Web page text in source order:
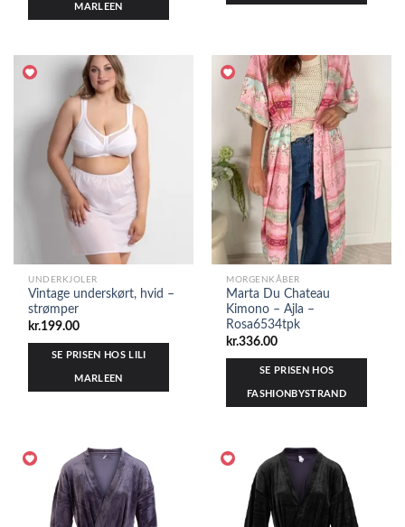
MARLEEN
UNDERKJOLER
Vintage underskørt, hvid –
strømper
kr.199.00
SE PRISEN HOS LILI
MARLEEN
MORGENKÅBER
Marta Du Chateau
Kimono – Ajla –
Rosa6534tpk
kr.336.00
SE PRISEN HOS
FASHIONBYSTRAND